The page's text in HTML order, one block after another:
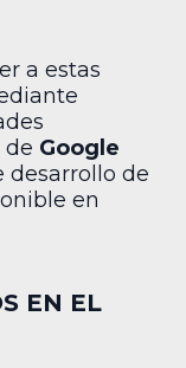
a estas
de Google
desarrollo de
en
EN EL